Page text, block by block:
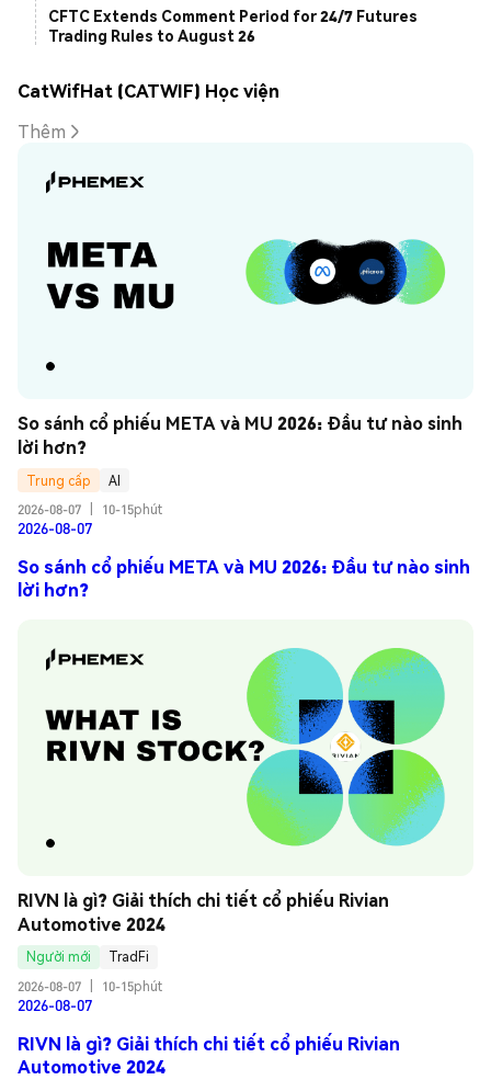
CFTC Extends Comment Period for 24/7 Futures
Trading Rules to August 26
CatWifHat (CATWIF) Học viện
Thêm
So sánh cổ phiếu META và MU 2026: Đầu tư nào sinh
lời hơn?
Trung cấp
AI
2026-08-07
10-15phút
2026-08-07
So sánh cổ phiếu META và MU 2026: Đầu tư nào sinh
lời hơn?
RIVN là gì? Giải thích chi tiết cổ phiếu Rivian
Automotive 2024
Người mới
TradFi
2026-08-07
10-15phút
2026-08-07
RIVN là gì? Giải thích chi tiết cổ phiếu Rivian
Automotive 2024